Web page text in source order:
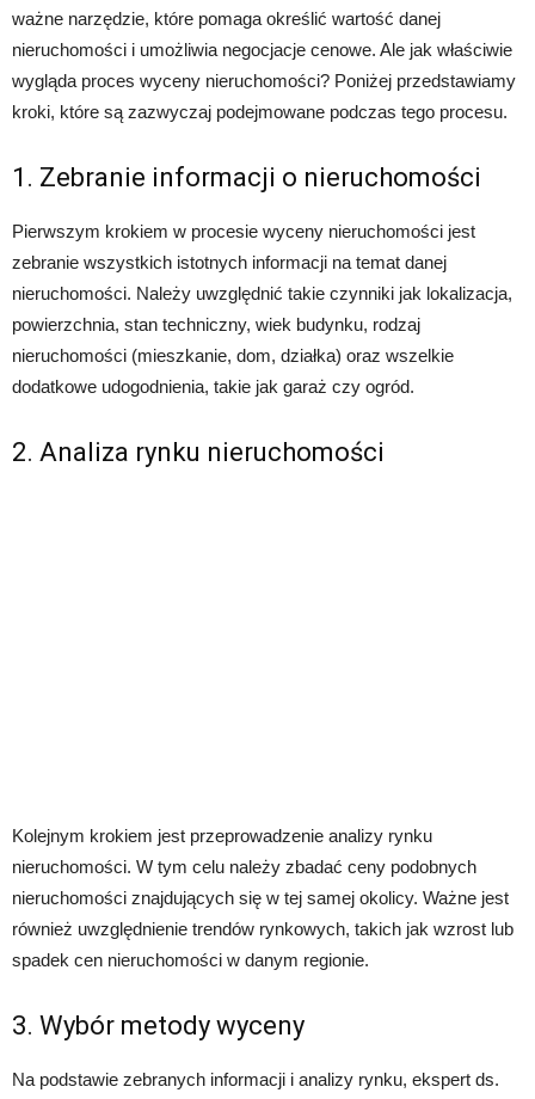
ważne narzędzie, które pomaga określić wartość danej
nieruchomości i umożliwia negocjacje cenowe. Ale jak właściwie
wygląda proces wyceny nieruchomości? Poniżej przedstawiamy
kroki, które są zazwyczaj podejmowane podczas tego procesu.
1. Zebranie informacji o nieruchomości
Pierwszym krokiem w procesie wyceny nieruchomości jest
zebranie wszystkich istotnych informacji na temat danej
nieruchomości. Należy uwzględnić takie czynniki jak lokalizacja,
powierzchnia, stan techniczny, wiek budynku, rodzaj
nieruchomości (mieszkanie, dom, działka) oraz wszelkie
dodatkowe udogodnienia, takie jak garaż czy ogród.
2. Analiza rynku nieruchomości
Kolejnym krokiem jest przeprowadzenie analizy rynku
nieruchomości. W tym celu należy zbadać ceny podobnych
nieruchomości znajdujących się w tej samej okolicy. Ważne jest
również uwzględnienie trendów rynkowych, takich jak wzrost lub
spadek cen nieruchomości w danym regionie.
3. Wybór metody wyceny
Na podstawie zebranych informacji i analizy rynku, ekspert ds.